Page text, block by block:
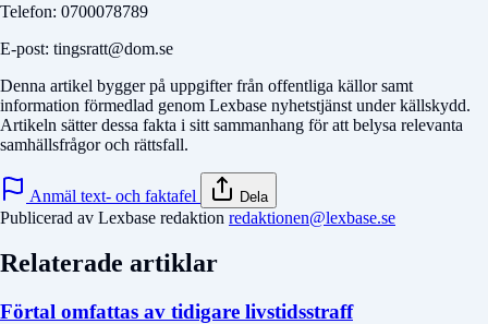
Telefon: 0700078789
E-post: tingsratt@dom.se
Denna artikel bygger på uppgifter från offentliga källor samt
information förmedlad genom Lexbase nyhetstjänst under källskydd.
Artikeln sätter dessa fakta i sitt sammanhang för att belysa relevanta
samhällsfrågor och rättsfall.
Anmäl text- och faktafel Dela
Publicerad av Lexbase redaktion redaktionen@lexbase.se
Relaterade artiklar
Förtal omfattas av tidigare livstidsstraff